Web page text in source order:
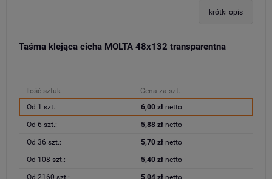
krótki opis
Taśma klejąca cicha MOLTA 48x132 transparentna
Ilość sztuk
Cena za szt.
Od 1 szt.:
6,00 złnetto
Od 6 szt.: 5,88 złnetto
Od 36 szt.: 5,70 złnetto
Od 108 szt.: 5,40 złnetto
Od 2160 szt.: 5,04 złnetto